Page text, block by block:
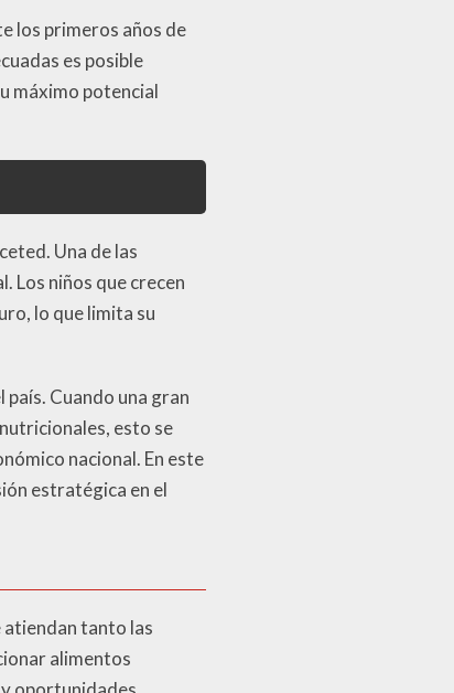
los primeros años de
es posible
máximo potencial
Una de las
Los niños que crecen
lo que limita su
Cuando una gran
esto se
nacional. En este
estratégica en el
atiendan tanto las
alimentos